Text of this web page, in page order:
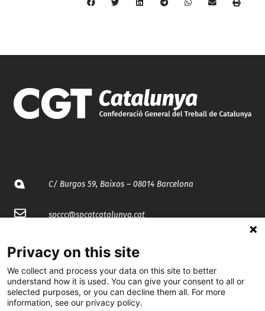
C/ Burgos 59, Baixos – 08014 Barcelona
spccc@spcgtcatalunya.cat
@CGTCatalunya
cgtcatalunya
Privacy on this site
We collect and process your data on this site to better
understand how it is used. You can give your consent to all or
selected purposes, or you can decline them all. For more
information, see our privacy policy.